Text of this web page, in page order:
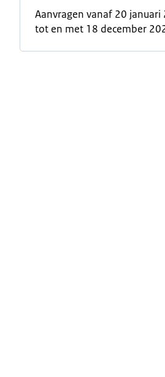
Aanvragen vanaf 20 januari
tot en met 18 december